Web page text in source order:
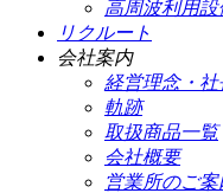
高周波利用
リクルート
会社案内
経営理念・
軌跡
取扱商品一覧
会社概要
営業所のご案